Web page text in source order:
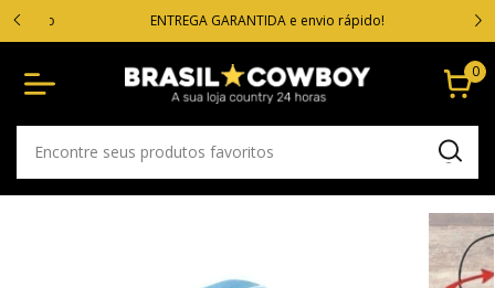
ENTREGA GARANTIDA e envio rápido!
0